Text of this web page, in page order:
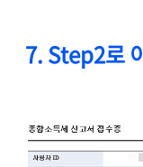
7. Step2로